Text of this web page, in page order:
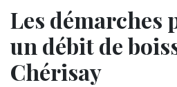
Les démarches
un débit de
Chérisay